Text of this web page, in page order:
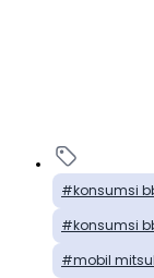
konsumsi
konsumsi
mobil